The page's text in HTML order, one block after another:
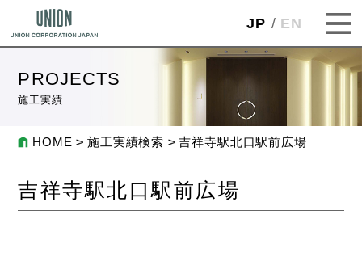
JP EN
PROJECTS
施工実績
HOME 施工実績検索 吉祥寺駅北口駅前広場
吉祥寺駅北口駅前広場